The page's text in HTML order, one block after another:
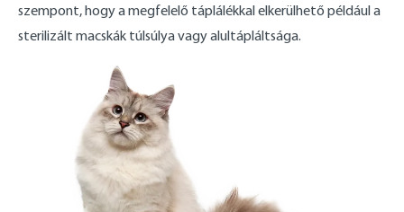
szempont, hogy a megfelelő táplálékkal elkerülhető például a
sterilizált macskák túlsúlya vagy alultápláltsága.